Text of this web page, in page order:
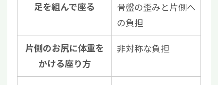
足を組んで座る
骨盤の歪みと片側へ
の負担
片側のお尻に体重を
かける座り方
非対称な負担